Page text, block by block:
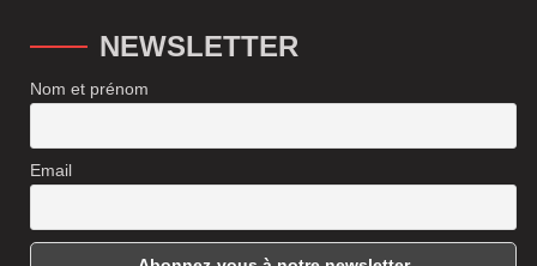
NEWSLETTER
Nom et prénom
Email